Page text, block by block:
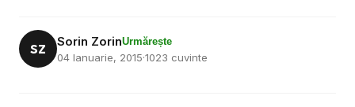
SZ Sorin ZorinUrmărește
04 Ianuarie, 2015·1023 cuvinte